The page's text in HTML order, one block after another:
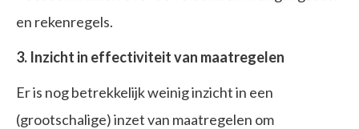
en rekenregels.
3. Inzicht in effectiviteit van maatregelen
Er is nog betrekkelijk weinig inzicht in een
(grootschalige) inzet van maatregelen om